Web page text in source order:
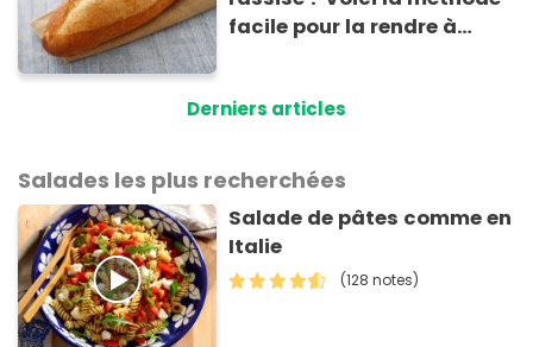
facile pour la rendre à
Derniers articles
Salades les plus recherchées
Salade de pâtes comme en
Italie
(128 notes)